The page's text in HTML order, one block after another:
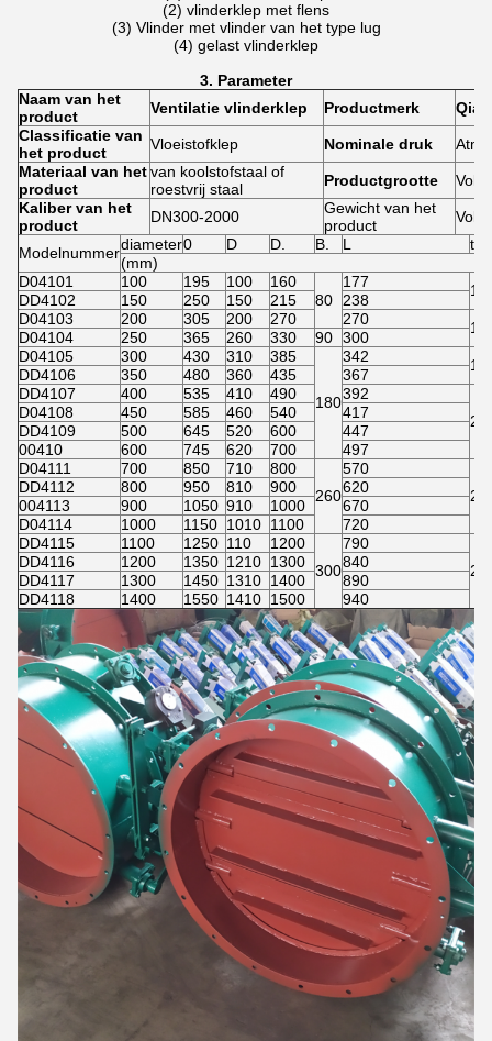
(2) vlinderklep met flens
(3) Vlinder met vlinder van het type lug
(4) gelast vlinderklep
3. Parameter
Naam van het
product
Ventilatie vlinderklep Productmerk
Classificatie van
het product
Vloeistofklep Nominale druk
Materiaal van het
product
van koolstofstaal of
roestvrij staal
Productgrootte
Kaliber van het
product
DN300-2000
Gewicht van het
product
Modelnummerdiameter0 D D. B. L
t
(mm)
D04101
100 195 100
160
80
177 14
DD4102 150 250 150 215
238
D04103
200 305 200 270 270 16
D04104 250 365 260 330 90 300
D04105
300 430 310 385
180
342 18
DD4106 350 480 360 435
367
DD4107
400 535 410 490
392
20
D04108 450 585 460 540
417
DD4109
500 645 520 600
447
00410
600 745 620 700
497
D04111
700 850 710
800
260
570
22
DD4112 800 950 810 900
620
004113
900 1050 910 1000
670
D04114
1000 1150 1010 1100
720
DD4115
1100 1250 110
1200
300
790
24
DD4116 1200 1350 1210 1300
840
DD4117
1300 1450 1310 1400
890
DD4118
1400 1550 1410 1500 940